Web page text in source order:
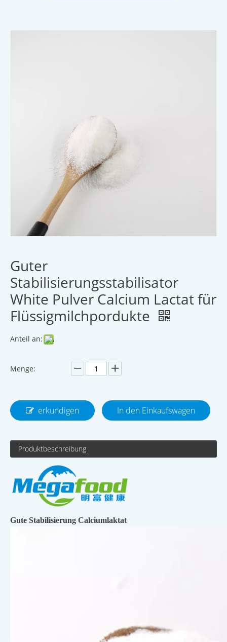
Guter
Stabilisierungsstabilisator
White Pulver Calcium Lactat für
Flüssigmilchpordukte
Anteil an:
Menge:
erkundigen In den Einkaufswagen
Produktbeschreibung
Gute Stabilisierung Calciumlaktat